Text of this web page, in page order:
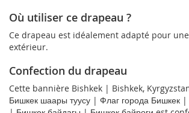
Où utiliser ce drapeau ?
Ce drapeau est idéalement adapté pour
extérieur.
Confection du drapeau
Cette bannière Bishkek | Bishkek,
Бишкек шаары туусу | Флаг города Бишкек